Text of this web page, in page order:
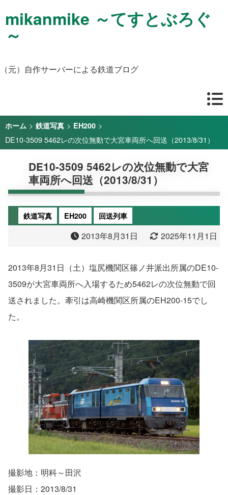
mikanmike ～てすとぶろぐ
～
（元）自作サーバーによる鉄道ブログ
ホーム > 鉄道写真 > EH200 >
DE10-3509 5462レの次位無動で大宮車両所へ回送（2013/8/31）
DE10-3509 5462レの次位無動で大宮
車両所へ回送（2013/8/31）
鉄道写真 EH200 回送列車
2013年8月31日 2025年11月1日
2013年8月31日（土）塩尻機関区篠ノ井派出所属のDE10-
3509が大宮車両所へ入場するため5462レの次位無動で回
送されました。牽引は高崎機関区所属のEH200-15でし
た。
撮影地：明科～田沢
撮影日：2013/8/31